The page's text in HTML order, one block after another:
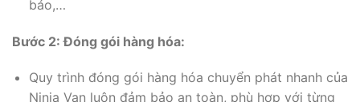
bảo,…
Bước 2: Đóng gói hàng hóa:
Quy trình đóng gói hàng hóa chuyển phát nhanh của
Ninja Van luôn đảm bảo an toàn, phù hợp với từng